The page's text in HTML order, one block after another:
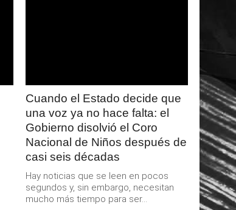
Cuando el Estado decide que
una voz ya no hace falta: el
Gobierno disolvió el Coro
Nacional de Niños después de
casi seis décadas
Hay noticias que se leen en pocos
segundos y, sin embargo, necesitan
mucho más tiempo para ser...